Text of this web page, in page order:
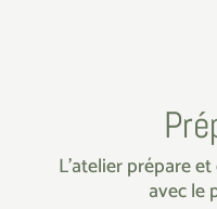
L’atelier prépare
avec le